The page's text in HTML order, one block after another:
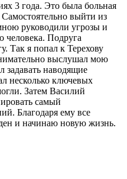
3 года. Это была больная
выйти из
руководили угрозы и
человека. Подруга
Так я попал к Терехову
выслушал мою
задавать наводящие
несколько ключевых
Затем Василий
самый
Благодаря ему все
и начинаю новую жизнь.